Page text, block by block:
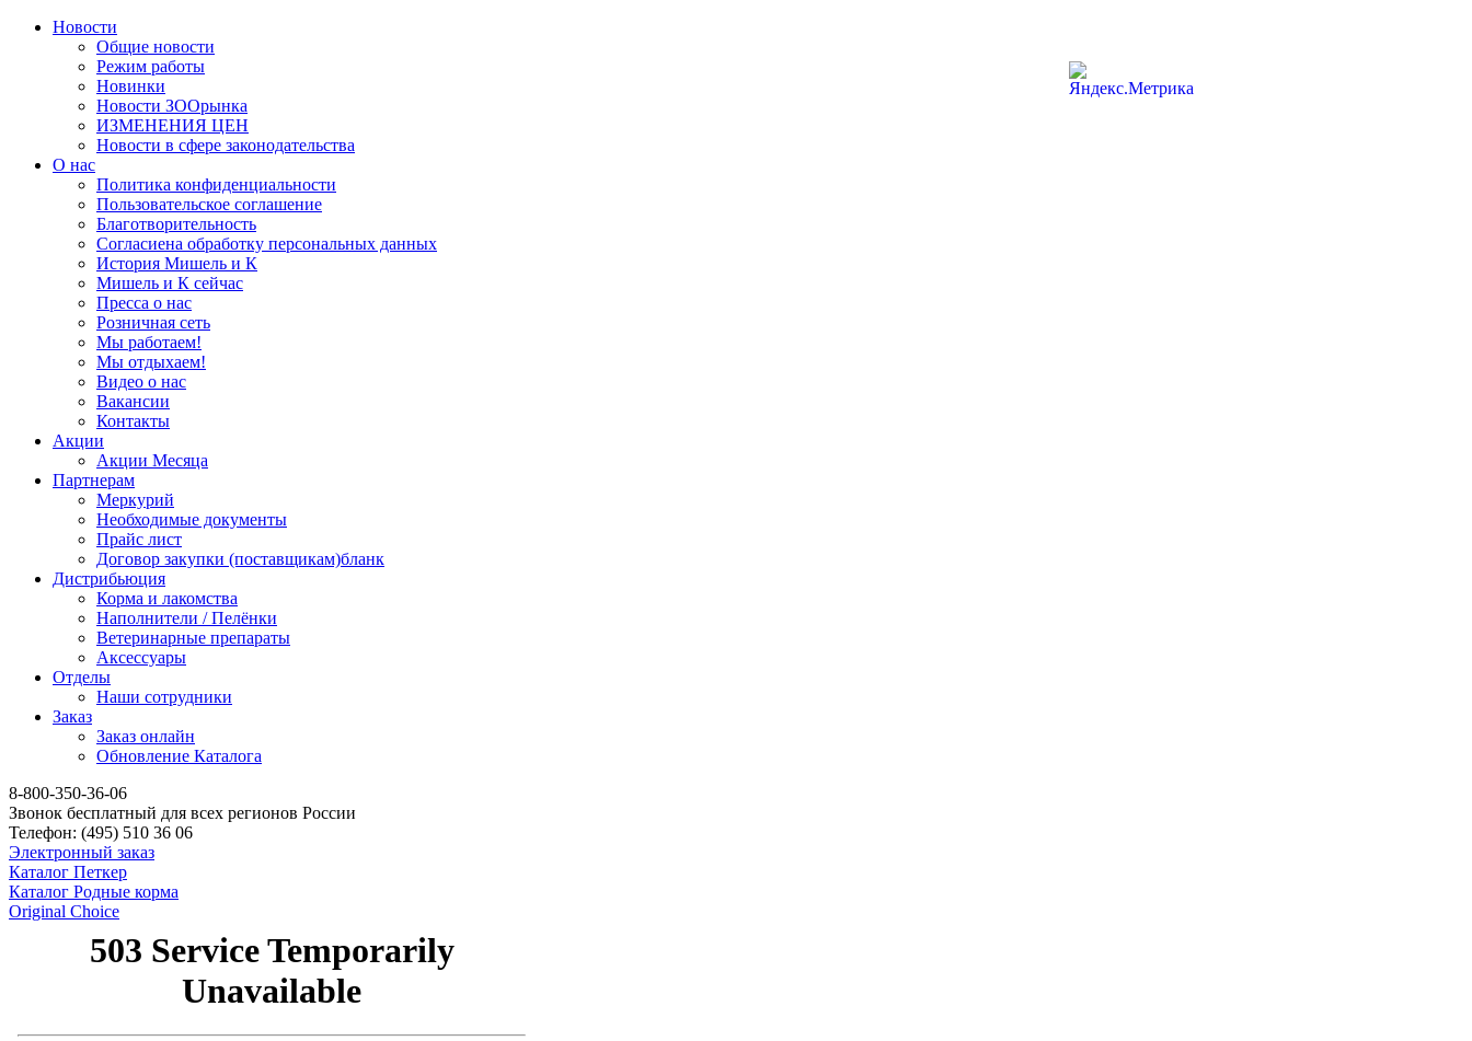
Новости
Общие новости
Режим работы
Новинки
Новости ЗООрынка
ИЗМЕНЕНИЯ ЦЕН
Новости в сфере законодательства
О нас
Политика конфиденциальности
Пользовательское соглашение
Благотворительность
Согласиена обработку персональных данных
История Мишель и К
Мишель и К сейчас
Пресса о нас
Розничная сеть
Мы работаем!
Мы отдыхаем!
Видео о нас
Вакансии
Контакты
Акции
Акции Месяца
Партнерам
Меркурий
Необходимые документы
Прайс лист
Договор закупки (поставщикам)бланк
Дистрибьюция
Корма и лакомства
Наполнители / Пелёнки
Ветеринарные препараты
Аксессуары
Отделы
Наши сотрудники
Заказ
Заказ онлайн
Обновление Каталога
8-800-350-36-06
Звонок бесплатный для всех регионов России
Телефон: (495) 510 36 06
Электронный заказ
Каталог Петкер
Каталог Родные корма
Original Choice